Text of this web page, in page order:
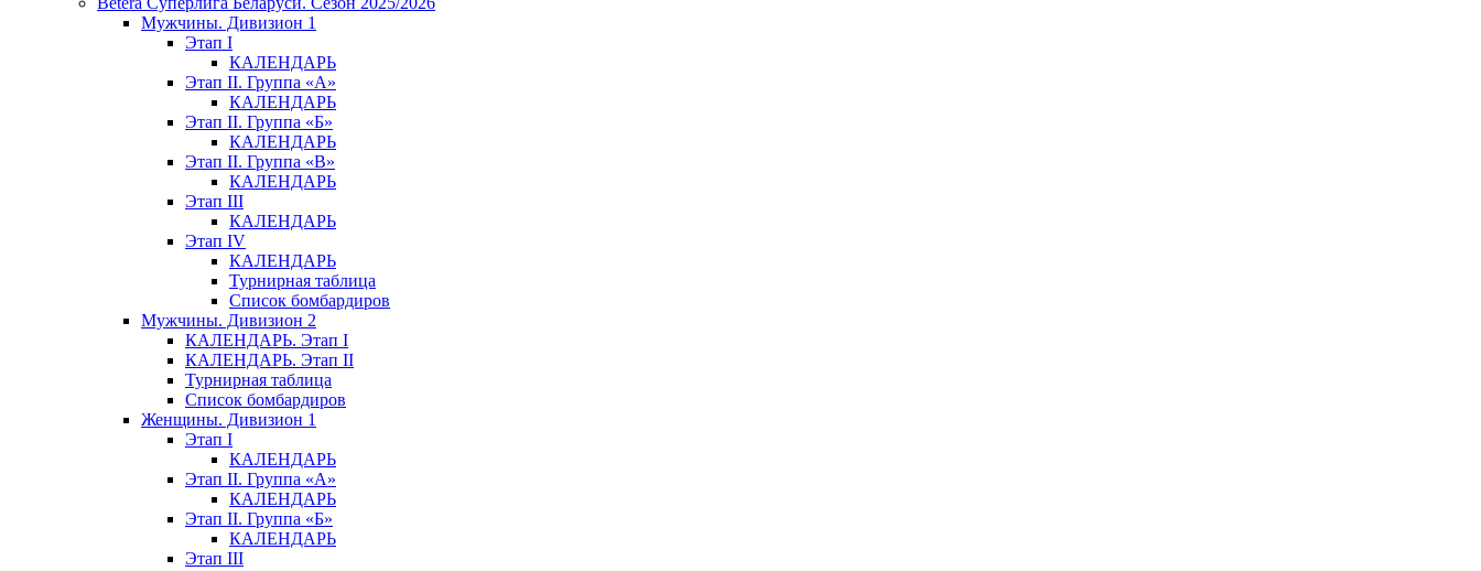
Мужчины. Дивизион 1
Этап I
КАЛЕНДАРЬ
Этап II. Группа «А»
КАЛЕНДАРЬ
Этап II. Группа «Б»
КАЛЕНДАРЬ
Этап II. Группа «В»
КАЛЕНДАРЬ
Этап III
КАЛЕНДАРЬ
Этап IV
КАЛЕНДАРЬ
Турнирная таблица
Список бомбардиров
Мужчины. Дивизион 2
КАЛЕНДАРЬ. Этап I
КАЛЕНДАРЬ. Этап II
Турнирная таблица
Список бомбардиров
Женщины. Дивизион 1
Этап I
КАЛЕНДАРЬ
Этап II. Группа «А»
КАЛЕНДАРЬ
Этап II. Группа «Б»
КАЛЕНДАРЬ
Этап III